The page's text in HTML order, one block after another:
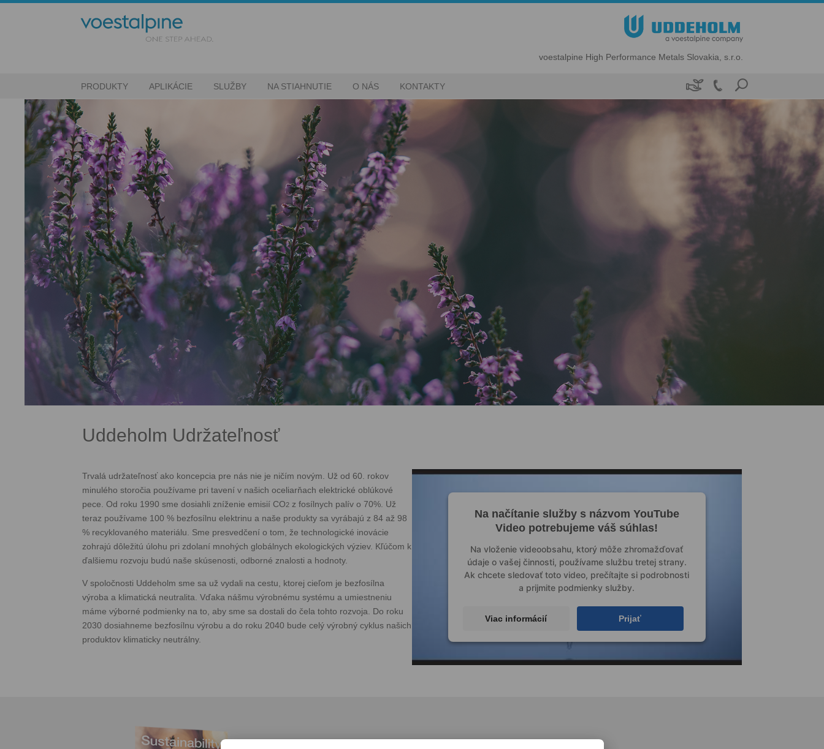
voestalpine High Performance Metals Slovakia, s.r.o.
PRODUKTY APLIKÁCIE SLUŽBY NA STIAHNUTIE O NÁS KONTAKTY 
Uddeholm Udržateľnosť
Trvalá udržateľnosť ako koncepcia pre nás nie je ničím novým. Už od 60. rokov
minulého storočia používame pri tavení v našich oceliarňach elektrické oblúkové
pece. Od roku 1990 sme dosiahli zníženie emisií CO2 z fosílnych palív o 70%. Už
teraz používame 100 % bezfosílnu elektrinu a naše produkty sa vyrábajú z 84 až 98
% recyklovaného materiálu. Sme presvedčení o tom, že technologické inovácie
zohrajú dôležitú úlohu pri zdolaní mnohých globálnych ekologických výziev. Kľúčom k
ďalšiemu rozvoju budú naše skúsenosti, odborné znalosti a hodnoty.
V spoločnosti Uddeholm sme sa už vydali na cestu, ktorej cieľom je bezfosílna
výroba a klimatická neutralita. Vďaka nášmu výrobnému systému a umiestneniu
máme výborné podmienky na to, aby sme sa dostali do čela tohto rozvoja. Do roku
2030 dosiahneme bezfosílnu výrobu a do roku 2040 bude celý výrobný cyklus našich
produktov klimaticky neutrálny.
Na načítanie služby s názvom YouTube
Video potrebujeme váš súhlas!
Na vloženie videoobsahu, ktorý môže zhromažďovať
údaje o vašej činnosti, používame službu tretej strany.
Ak chcete sledovať toto video, prečítajte si podrobnosti
a prijmite podmienky služby.
Viac informácií Prijať